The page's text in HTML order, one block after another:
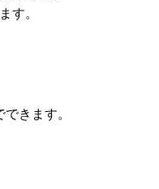
す。
きます。